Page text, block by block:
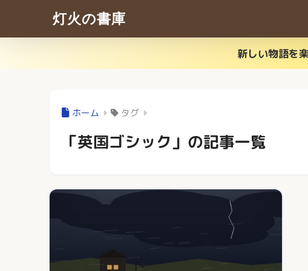
灯火の書庫
新しい物語を
ホーム タグ
「英国ゴシック」の記事一覧